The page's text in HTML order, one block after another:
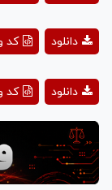
کد دانلود
کد دانلود